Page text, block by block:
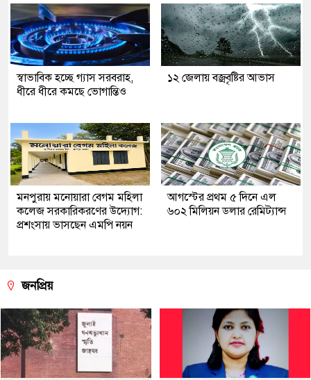
স্বাভাবিক হচ্ছে গ্যাস সরবরাহ,
ধীরে ধীরে কমছে ভোগান্তিও
১২ জেলায় বজ্রবৃষ্টির আভাস
মনপুরায় মনোয়ারা বেগম মহিলা
কলেজ সরকারিকরণের উদ্যোগ:
প্রশংসায় ভাসছেন এমপি নয়ন
আগস্টের প্রথম ৫ দিনে এল
৬০২ মিলিয়ন ডলার রেমিট্যান্স
জনপ্রিয়